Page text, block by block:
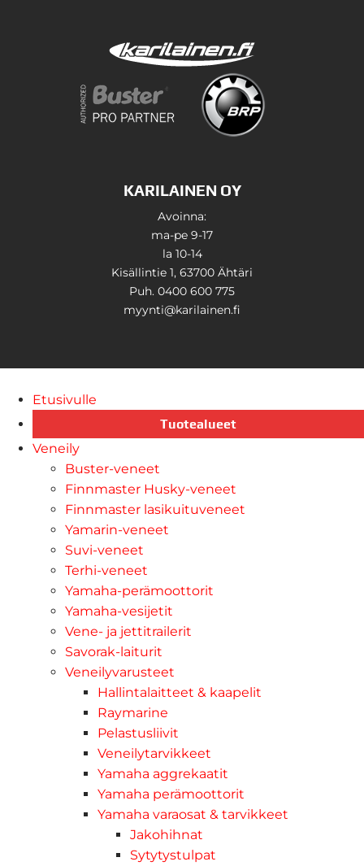
KARILAINEN OY
Avoinna:
ma-pe 9-17
la 10-14
Kisällintie 1, 63700 Ähtäri
Puh. 0400 600 775
myynti@karilainen.fi
Etusivulle
Tuotealueet
Veneily
Buster-veneet
Finnmaster Husky-veneet
Finnmaster lasikuituveneet
Yamarin-veneet
Suvi-veneet
Terhi-veneet
Yamaha-perämoottorit
Yamaha-vesijetit
Vene- ja jettitrailerit
Savorak-laiturit
Veneilyvarusteet
Hallintalaitteet & kaapelit
Raymarine
Pelastusliivit
Veneilytarvikkeet
Yamaha aggrekaatit
Yamaha perämoottorit
Yamaha varaosat & tarvikkeet
Jakohihnat
Sytytystulpat